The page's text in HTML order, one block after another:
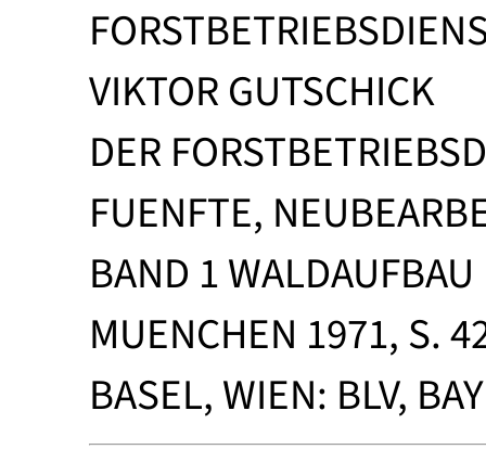
VIKTOR GUTSCHICK
DER
FUENFTE,
BAND 1 WALDAUFBAU
MUENCHEN 1971, S.
BASEL, WIEN: BLV,